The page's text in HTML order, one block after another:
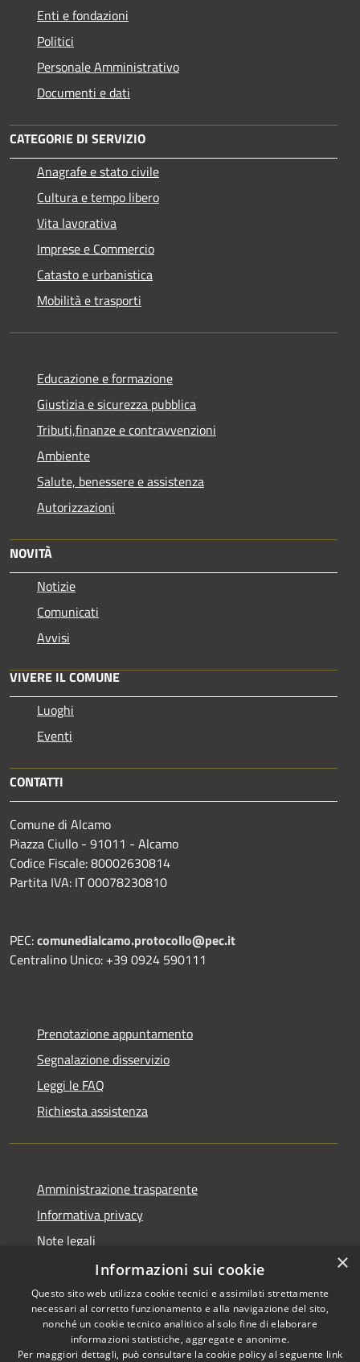
Enti e fondazioni
Politici
Personale Amministrativo
Documenti e dati
CATEGORIE DI SERVIZIO
Anagrafe e stato civile
Cultura e tempo libero
Vita lavorativa
Imprese e Commercio
Catasto e urbanistica
Mobilità e trasporti
Educazione e formazione
Giustizia e sicurezza pubblica
Tributi,finanze e contravvenzioni
Ambiente
Salute, benessere e assistenza
Autorizzazioni
NOVITÀ
Notizie
Comunicati
Avvisi
VIVERE IL COMUNE
Luoghi
Eventi
CONTATTI
Comune di Alcamo
Piazza Ciullo - 91011 - Alcamo
Codice Fiscale: 80002630814
Partita IVA: IT 00078230810
PEC:comunedialcamo.protocollo@pec.it
Centralino Unico: +39 0924 590111
Prenotazione appuntamento
Segnalazione disservizio
Leggi le FAQ
Richiesta assistenza
Amministrazione trasparente
Informativa privacy
Note legali
Dichiarazione di accessibilità
RSS
Copyright © 2026 • Comune di
×
Informazioni sui cookie
Questo sito web utilizza cookie tecnici e assimilati strettamente
necessari al corretto funzionamento e alla navigazione del sito,
nonché un cookie tecnico analitico al solo fine di elaborare
informazioni statistiche, aggregate e anonime.
Per maggiori dettagli, può consultare la cookie policy al seguente link